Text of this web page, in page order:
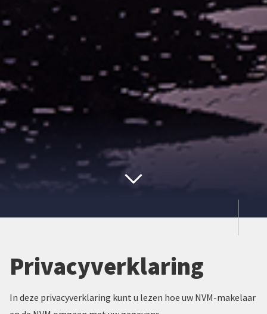
Privacyverklaring
In deze privacyverklaring kunt u lezen hoe uw NVM-makelaar